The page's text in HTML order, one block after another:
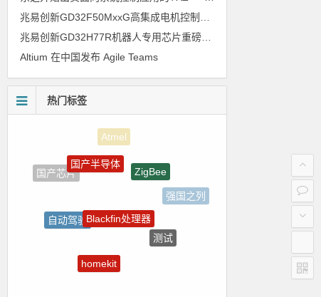
兆易创新GD32H77R机器人专用芯片重磅亮相，精准赋能伺服驱动与关节控制
Altium 在中国发布 Agile Teams
热门标签
国产芯片
强国之列
自动驾驶
测试
树莓派-Raspberry Pi